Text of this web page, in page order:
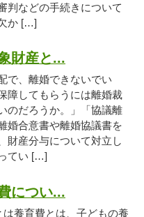
判などの手続きについて
か […]
財産と...
で、離婚できないでい
障してもらうには離婚裁
のだろうか。」「協議離
婚合意書や離婚協議書を
財産分与について対立し
てい […]
につい...
養育費とは、子どもの養